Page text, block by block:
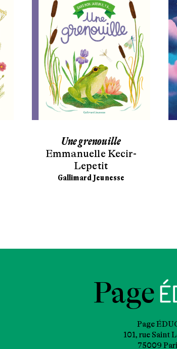
Une grenouille
Emmanuelle Kecir-
Lepetit
Gallimard Jeunesse
Page
101, rue Saint
75009